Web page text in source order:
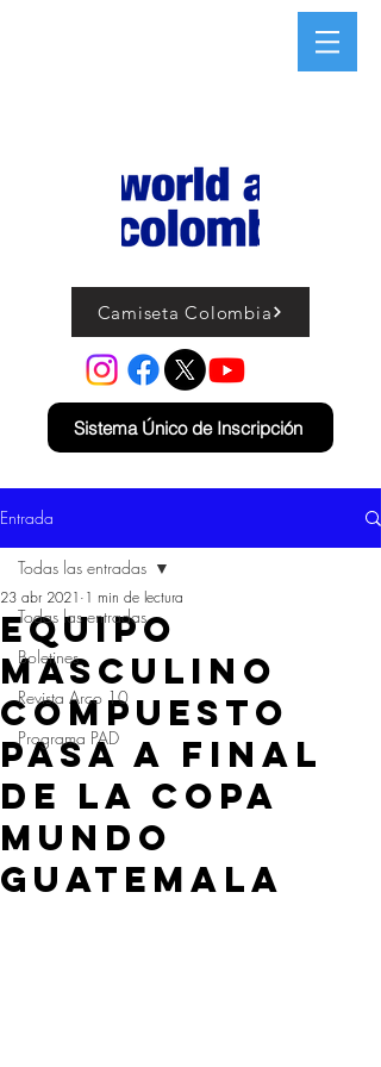
Camiseta Colombia
Sistema Único de Inscripción
Entrada
Todas las entradas
Boletines
Revista Arco 10
Programa PAD
Todas las entradas
EQUIPO
MASCULINO
COMPUESTO
PASA A FINAL
DE LA COPA
MUNDO
GUATEMALA
23 abr 2021 1 min de lectura